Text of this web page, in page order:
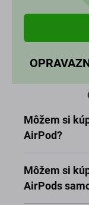
OPRAVA
Môžem si
AirPod?
Môžem si
AirPods